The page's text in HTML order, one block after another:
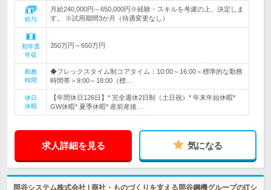
給与
月給240,000円～650,000円※経験・スキルを考慮の上、決定しま
す。 ※試用期間3か月（待遇変更なし）
初年度
年収
350万円～650万円
勤務
時間
◆フレックスタイム制コアタイム：10:00～16:00＜標準的な勤務
時間帯＞9:00～18:00（標…
休日
休暇
【年間休日126日】* 完全週休2日制（土日祝）* 年末年始休暇*
GW休暇* 夏季休暇* 産前産後…
求人詳細を見る 気になる
岡谷システム株式会社 | 商社・ものづくりを支える岡谷鋼機グループのITシ